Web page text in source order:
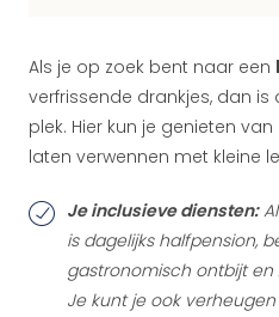
Als je op zoek bent naar een
verfrissende drankjes, dan is
plek. Hier kun je genieten van
laten verwennen met kleine
Je inclusieve diensten:
is dagelijks halfpension,
gastronomisch ontbijt en
Je kunt je ook